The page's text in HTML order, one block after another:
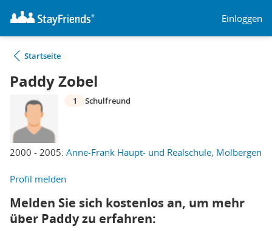
Einloggen
Startseite
Paddy Zobel
2000 - 2005: Anne-Frank Haupt- und Realschule, Molbergen
1 Schulfreund
Profil melden
Melden Sie sich kostenlos an, um mehr
über Paddy zu erfahren: